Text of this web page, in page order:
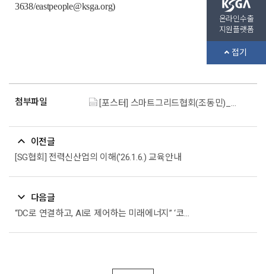
온라인수출
지원플랫폼
접기
3638/eastpeople@ksga.org)
첨부파일 [포스터] 스마트그리드협회(조동민)_제12차 차세대전력망 포럼_V2.jpg (2.7M)
이전글
[SG협회] 전력신산업의 이해('26.1.6.) 교육안내
다음글
“DC로 연결하고, AI로 제어하는 미래에너지” ‘코리아 스마트그리드 엑스포(2026 2월 4~6일)